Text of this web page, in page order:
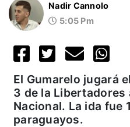
Nadir Cannolo
5:05 Pm
El Gumarelo jugará
3 de la Libertadores
Nacional. La ida fue
paraguayos.